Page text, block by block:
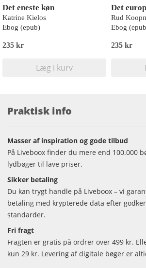
Det eneste køn
Katrine Kielos
Ebog (epub)
235 kr
Læg i kurv
Det
Rud
Ebog
235 kr
Praktisk info
Masser af inspiration og gode tilbud
På Liveboox finder du mere end 100.000
lydbøger til lave priser.
Sikker betaling
Du kan trygt handle på Liveboox – vi
betaling med krypterede data efter
standarder.
Fri fragt
Fragten er gratis på ordrer over 499 kr.
kun 29 kr. Levering af digitale bøger er